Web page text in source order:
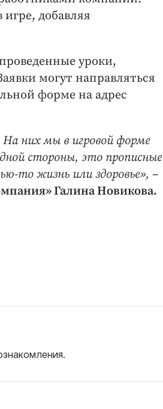
добавляя
уроки,
могут направляться
форме на адрес
На них мы в игровой форме
стороны, это прописные
то жизнь или здоровье», –
Галина Новикова.